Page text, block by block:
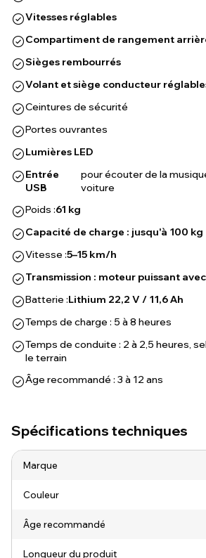
Vitesses réglables
Compartiment de rangement
Sièges rembourrés
Volant et siège conducteur
Ceintures de sécurité
Portes ouvrantes
Lumières LED
Entrée
USB
pour écouter de la
voiture
Poids :61 kg
Capacité de charge : jusqu'à 100 kg
Vitesse :5–15 km/h
Transmission : moteur puissant
Batterie :Lithium 22,2 V / 11,6 Ah
Temps de charge : 5 à 8 heures
Temps de conduite : 2 à 2,5 heures,
le terrain
Âge recommandé : 3 à 12 ans
Spécifications techniques
Marque
Couleur
Âge recommandé
Longueur du produit